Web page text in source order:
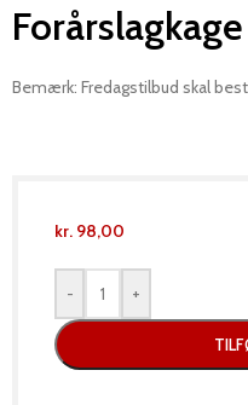
Forårslagkage
Bemærk: Fredagstilbud skal
kr. 98,00
- +